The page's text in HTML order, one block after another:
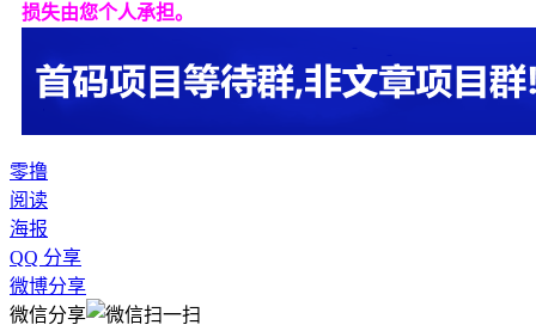
损失由您个人承担。
零撸
阅读
海报
QQ 分享
微博分享
微信分享